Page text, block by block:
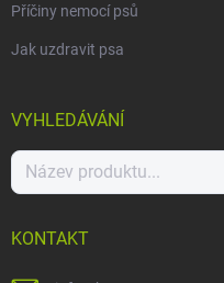
Příčiny nemocí psů
Jak uzdravit psa
VYHLEDÁVÁNÍ
KONTAKT